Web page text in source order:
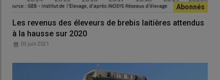
Les revenus des éleveurs de brebis laitières attendus
à la hausse sur 2020
03 juin 2021